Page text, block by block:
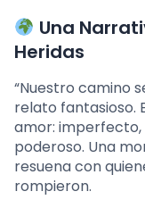
Una
Heridas
“Nuestro camino
relato fantasioso.
amor:
poderoso. Una
resuena con
rompieron.